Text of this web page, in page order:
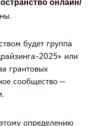
онлайн/
будет группа
2025» или
грантовых
сообщество —
определению